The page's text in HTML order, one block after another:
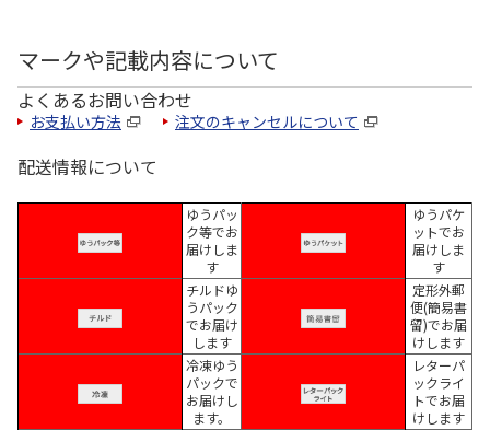
マークや記載内容について
よくあるお問い合わせ
お支払い方法 注文のキャンセルについて
配送情報について
ゆうパッ
ク等でお
届けしま
す
ゆうパケ
ットでお
届けしま
す
チルドゆ
うパック
でお届け
します
定形外郵
便(簡易書
留)でお届
けします
冷凍ゆう
パックで
お届けし
ます。
レターパ
ックライ
トでお届
けします